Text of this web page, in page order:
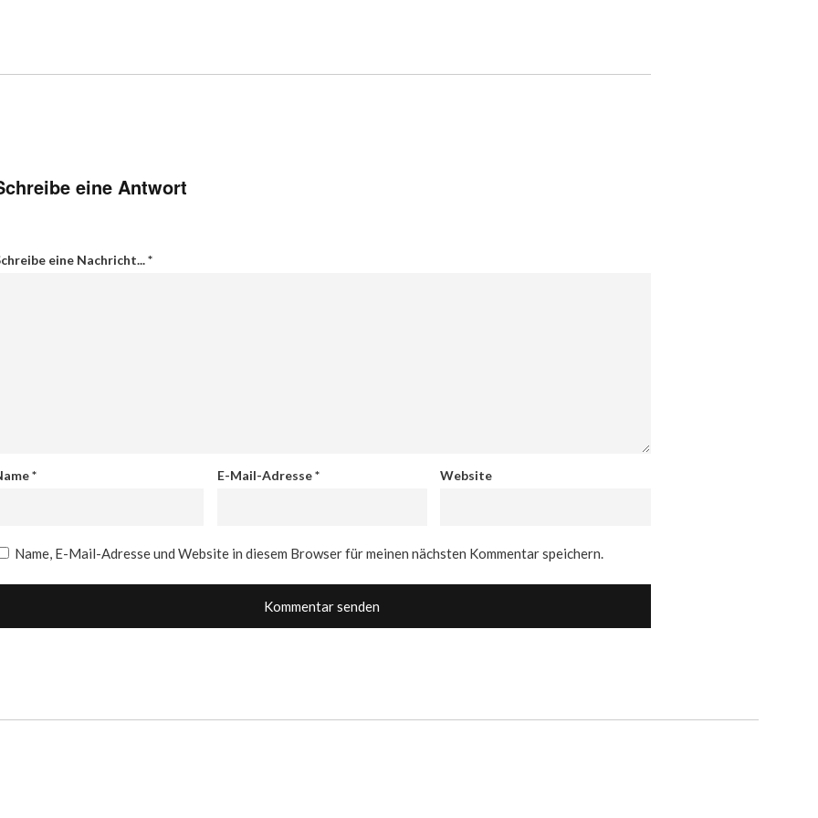
eine Antwort
eine Nachricht...*
* E-Mail-Adresse* Website
Name, E-Mail-Adresse und Website in diesem Browser für meinen nächsten Kommentar speichern.